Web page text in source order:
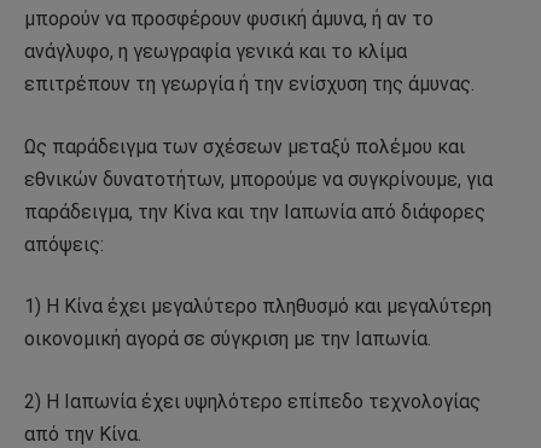
μπορούν να προσφέρουν φυσική άμυνα, ή αν το
ανάγλυφο, η γεωγραφία γενικά και το κλίμα
επιτρέπουν τη γεωργία ή την ενίσχυση της άμυνας.
Ως παράδειγμα των σχέσεων μεταξύ πολέμου και
εθνικών δυνατοτήτων, μπορούμε να συγκρίνουμε, για
παράδειγμα, την Κίνα και την Ιαπωνία από διάφορες
απόψεις:
1) Η Κίνα έχει μεγαλύτερο πληθυσμό και μεγαλύτερη
οικονομική αγορά σε σύγκριση με την Ιαπωνία.
2) Η Ιαπωνία έχει υψηλότερο επίπεδο τεχνολογίας
από την Κίνα.